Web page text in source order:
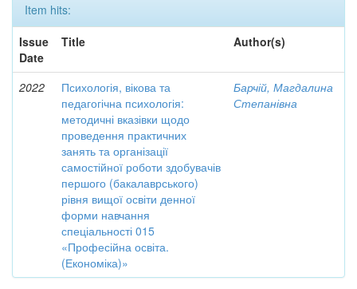
Item hits:
Issue
Date
Title Author(s)
2022
Психологія, вікова та
педагогічна психологія:
методичні вказівки щодо
проведення практичних
занять та організації
самостійної роботи здобувачів
першого (бакалаврського)
рівня вищої освіти денної
форми навчання
спеціальності 015
«Професійна освіта.
(Економіка)»
Барчій, Магдалина
Степанівна